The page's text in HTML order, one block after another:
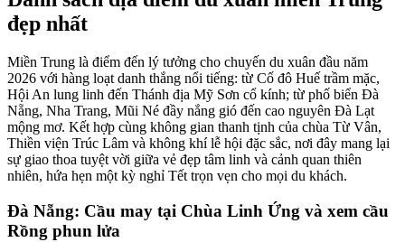
đẹp nhất
Miền Trung là điểm đến lý tưởng cho chuyến du xuân đầu năm
2026 với hàng loạt danh thắng nổi tiếng: từ Cố đô Huế trầm mặc,
Hội An lung linh đến Thánh địa Mỹ Sơn cổ kính; từ phố biển Đà
Nẵng, Nha Trang, Mũi Né đầy nắng gió đến cao nguyên Đà Lạt
mộng mơ. Kết hợp cùng không gian thanh tịnh của chùa Từ Vân,
Thiền viện Trúc Lâm và không khí lễ hội đặc sắc, nơi đây mang lại
sự giao thoa tuyệt vời giữa vẻ đẹp tâm linh và cảnh quan thiên
nhiên, hứa hẹn một kỳ nghỉ Tết trọn vẹn cho mọi du khách.
Đà Nẵng: Cầu may tại Chùa Linh Ứng và xem cầu
Rồng phun lửa